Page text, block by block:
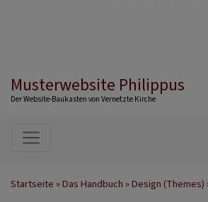
Musterwebsite Philippus
Der Website-Baukasten von Vernetzte Kirche
Hauptnavigation
Startseite Das Handbuch Design (Themes)